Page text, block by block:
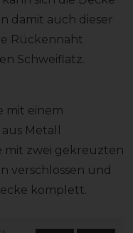
damit auch dieser
Rückennaht
Schweiflatz.
mit einem
Metall
mit zwei gekreuzten
verschlossen und
komplett.